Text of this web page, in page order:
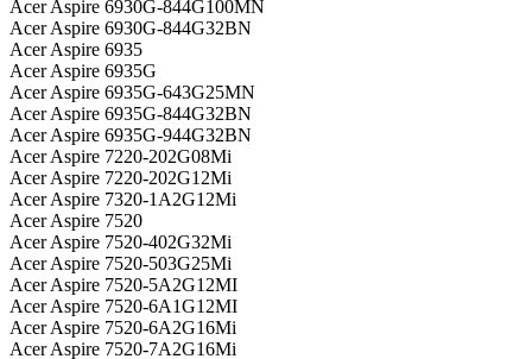
Acer Aspire 6930G-844G100MN
Acer Aspire 6930G-844G32BN
Acer Aspire 6935
Acer Aspire 6935G
Acer Aspire 6935G-643G25MN
Acer Aspire 6935G-844G32BN
Acer Aspire 6935G-944G32BN
Acer Aspire 7220-202G08Mi
Acer Aspire 7220-202G12Mi
Acer Aspire 7320-1A2G12Mi
Acer Aspire 7520
Acer Aspire 7520-402G32Mi
Acer Aspire 7520-503G25Mi
Acer Aspire 7520-5A2G12MI
Acer Aspire 7520-6A1G12MI
Acer Aspire 7520-6A2G16Mi
Acer Aspire 7520-7A2G16Mi